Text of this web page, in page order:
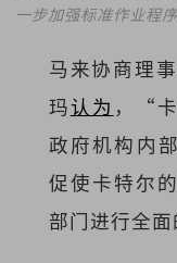
一步加强标准作业程
马来协商理
玛认为 ，“
政府机构内
促使卡特尔
部门进行全面